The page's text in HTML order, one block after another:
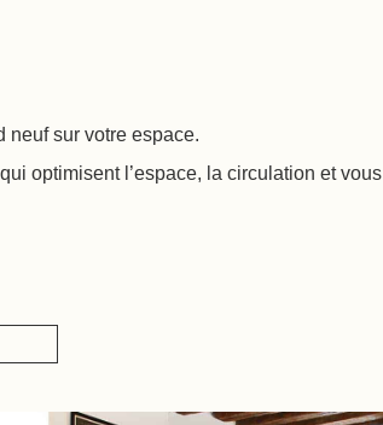
neuf sur votre espace.
optimisent l’espace, la circulation et vous